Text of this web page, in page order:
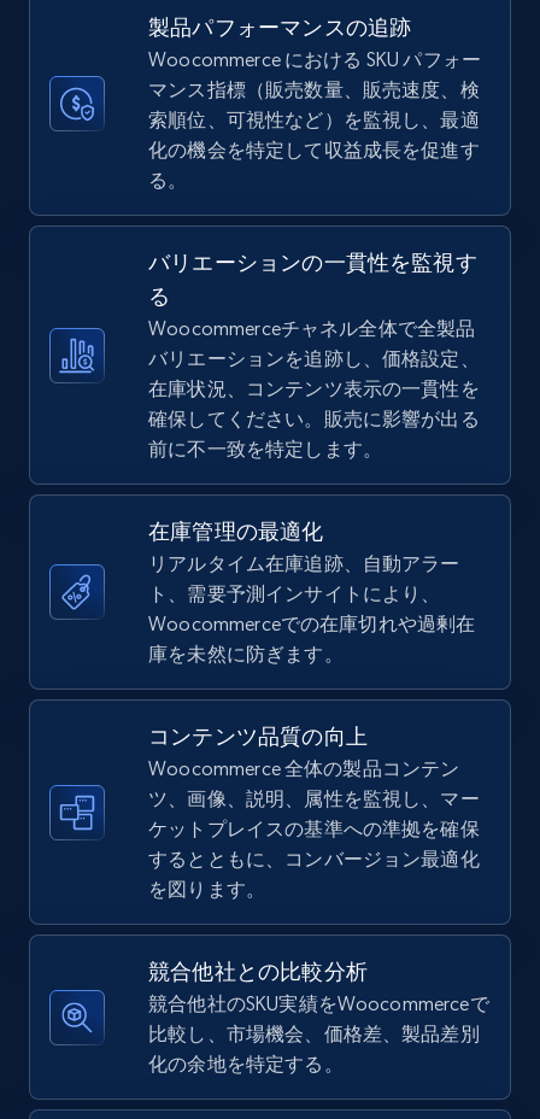
TikTok Shop
URL, Title, Available, Description, Currency, Initial
price, Final price, Discount percent, and more.
TikTok Shop - category
URL, Title, Available, Description, Currency, Initial
price, Final price, Discount percent, and more.
5.4K+ 668+ 今すぐ始める
TikTok Shop - Collect TikTok shop products
by keywords search
URL, Title, Available, Description, Currency, Initial
price, Final price, Discount percent, and more.
今すぐ始める
TikTok Shop - discover records by shop url
price, Final price, Discount percent, and more.
668+ 今すぐ始める
製品パフォーマンスの追跡
Woocommerce における SKU パフォー
マンス指標（販売数量、販売速度、検
索順位、可視性など）を監視し、最適
化の機会を特定して収益成長を促進す
る。
バリエーションの一貫性を監視す
る
Woocommerceチャネル全体で全製品
バリエーションを追跡し、価格設定、
在庫状況、コンテンツ表示の一貫性を
確保してください。販売に影響が出る
前に不一致を特定します。
在庫管理の最適化
リアルタイム在庫追跡、自動アラー
ト、需要予測インサイトにより、
Woocommerceでの在庫切れや過剰在
庫を未然に防ぎます。
コンテンツ品質の向上
Woocommerce 全体の製品コンテン
ツ、画像、説明、属性を監視し、マー
ケットプレイスの基準への準拠を確保
するとともに、コンバージョン最適化
を図ります。
競合他社との比較分析
競合他社のSKU実績をWoocommerceで
比較し、市場機会、価格差、製品差別
化の余地を特定する。